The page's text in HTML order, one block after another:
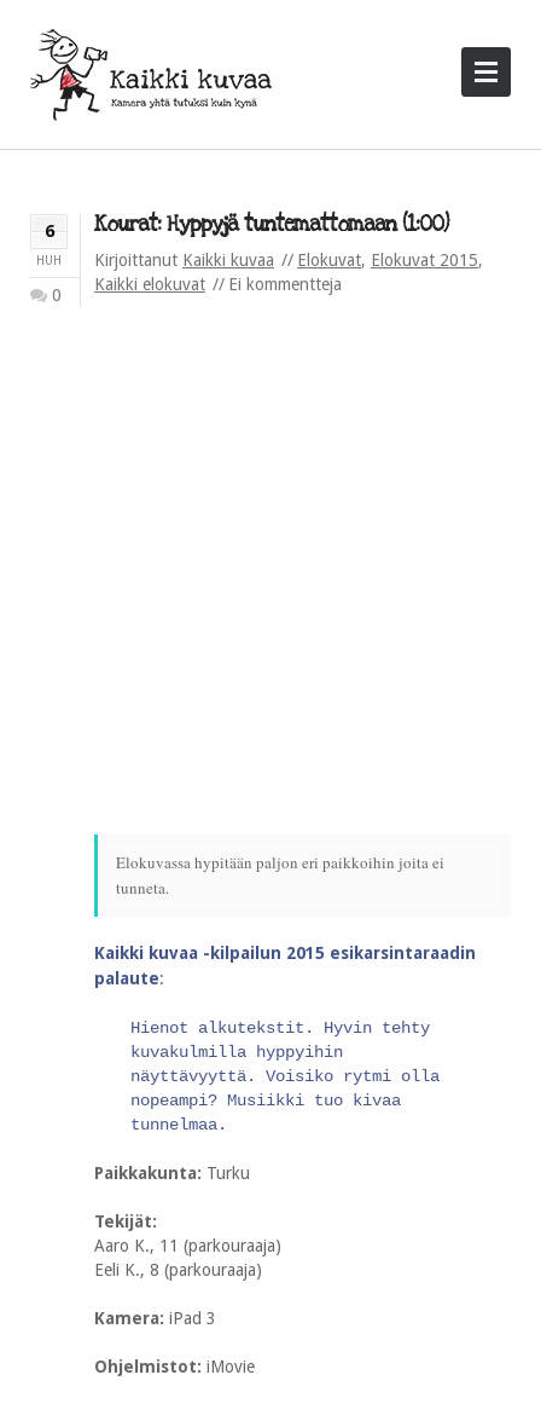
6
HUH
0
Kourat: Hyppyjä tuntemattomaan (1:00)
Kirjoittanut Kaikki kuvaa Elokuvat, Elokuvat 2015,
Kaikki elokuvat
Ei kommentteja
Elokuvassa hypitään paljon eri paikkoihin joita ei
tunneta.
Kaikki kuvaa -kilpailun 2015 esikarsintaraadin
palaute:
Hienot alkutekstit. Hyvin tehty
kuvakulmilla hyppyihin
näyttävyyttä. Voisiko rytmi olla
nopeampi? Musiikki tuo kivaa
tunnelmaa.
Paikkakunta: Turku
Tekijät:
Aaro K., 11 (parkouraaja)
Eeli K., 8 (parkouraaja)
Kamera: iPad 3
Ohjelmistot: iMovie